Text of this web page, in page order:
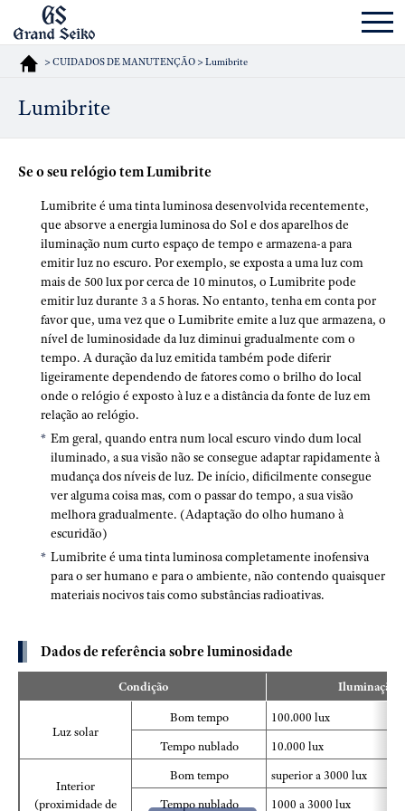
> CUIDADOS DE MANUTENÇÃO > Lumibrite
Lumibrite
Se o seu relógio tem Lumibrite
Lumibrite é uma tinta luminosa desenvolvida recentemente,
que absorve a energia luminosa do Sol e dos aparelhos de
iluminação num curto espaço de tempo e armazena-a para
emitir luz no escuro. Por exemplo, se exposta a uma luz com
mais de 500 lux por cerca de 10 minutos, o Lumibrite pode
emitir luz durante 3 a 5 horas. No entanto, tenha em conta por
favor que, uma vez que o Lumibrite emite a luz que armazena, o
nível de luminosidade da luz diminui gradualmente com o
tempo. A duração da luz emitida também pode diferir
ligeiramente dependendo de fatores como o brilho do local
onde o relógio é exposto à luz e a distância da fonte de luz em
relação ao relógio.
Em geral, quando entra num local escuro vindo dum local
iluminado, a sua visão não se consegue adaptar rapidamente à
mudança dos níveis de luz. De início, dificilmente consegue
ver alguma coisa mas, com o passar do tempo, a sua visão
melhora gradualmente. (Adaptação do olho humano à
escuridão)
Lumibrite é uma tinta luminosa completamente inofensiva
para o ser humano e para o ambiente, não contendo quaisquer
materiais nocivos tais como substâncias radioativas.
Dados de referência sobre luminosidade
Condição Iluminação
Luz solar
Bom tempo
100.000 lux
Tempo nublado
10.000 lux
Interior
(proximidade de
Bom tempo
superior a 3000 lux
Tempo nublado
1000 a 3000 lux